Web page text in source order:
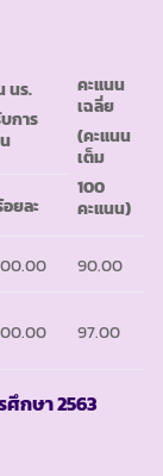
นร.
การ
คะแนน
เฉลี่ย
(คะแนน
เต็ม
100
คะแนน)
ยละ
90.00
97.00
า 2563